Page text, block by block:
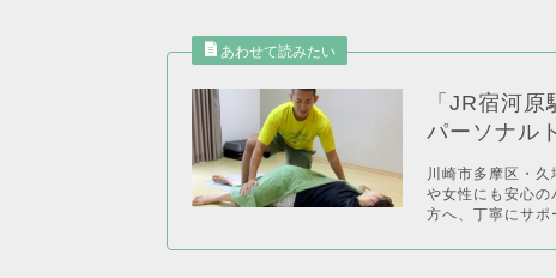
「JR宿河
パーソナル
川崎市多摩区・
や女性にも安心
方へ、丁寧にサ